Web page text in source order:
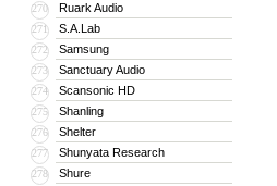
270 Ruark Audio
271 S.A.Lab
272 Samsung
273 Sanctuary Audio
274 Scansonic HD
275 Shanling
276 Shelter
277 Shunyata Research
278 Shure